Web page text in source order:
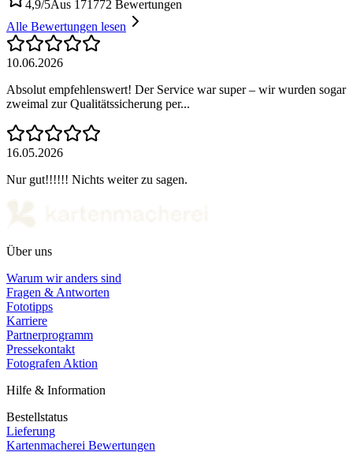
4,9/5Aus 171772 Bewertungen
Alle Bewertungen lesen
10.06.2026
Absolut empfehlenswert! Der Service war super – wir wurden sogar
zweimal zur Qualitätssicherung per...
16.05.2026
Nur gut!!!!!! Nichts weiter zu sagen.
Über uns
Warum wir anders sind
Fragen & Antworten
Fototipps
Karriere
Partnerprogramm
Pressekontakt
Fotografen Aktion
Hilfe & Information
Bestellstatus
Lieferung
Kartenmacherei Bewertungen